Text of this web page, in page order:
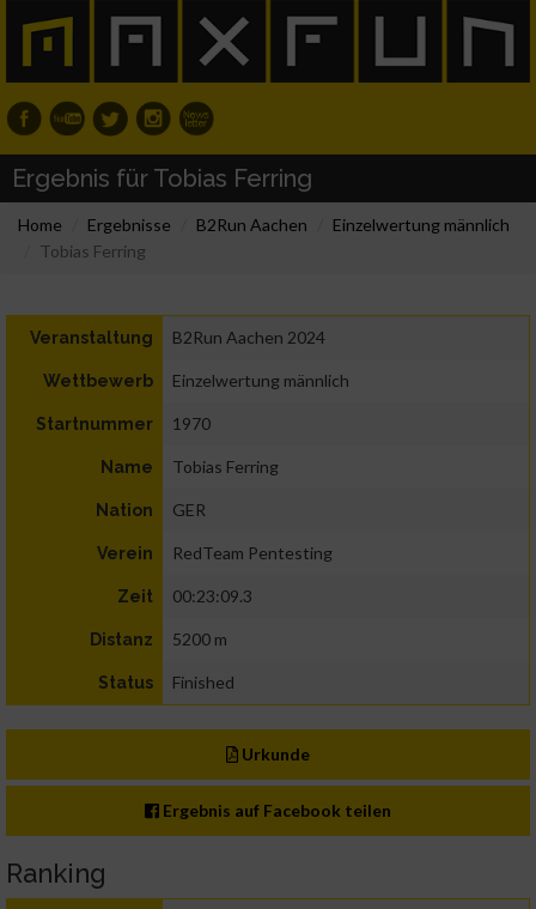
Ergebnis für Tobias Ferring
Home Ergebnisse B2Run Aachen
Einzelwertung männlich
Tobias Ferring
Veranstaltung B2Run Aachen 2024
Wettbewerb Einzelwertung männlich
Startnummer 1970
Name Tobias Ferring
Nation GER
Verein RedTeam Pentesting
Zeit 00:23:09.3
Distanz 5200 m
Status Finished
Urkunde
Ergebnis auf Facebook teilen
Ranking